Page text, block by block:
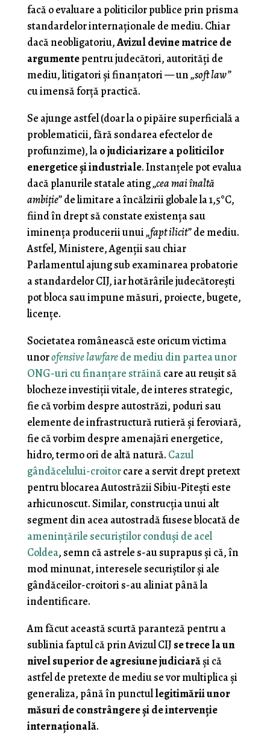
facă o evaluare a politicilor publice prin prisma
standardelor internaţionale de mediu. Chiar
dacă neobligatoriu,Avizul devine matrice de
argumentepentru judecători, autorități de
mediu, litigatori și finanțatori — un„soft law”
cu imensă forță practică.
Se ajunge astfel (doar la o pipăire superficială a
problematicii, fără sondarea efectelor de
profunzime), lao judiciarizare a politicilor
energetice şi industriale. Instanţele pot evalua
dacă planurile statale ating„cea mai înaltă
ambiţie”de limitare a încălzirii globale la 1,5°C,
fiind în drept să constate existenţa sau
iminenţa producerii unui„fapt ilicit”de mediu.
Astfel, Ministere, Agenţii sau chiar
Parlamentul ajung sub examinarea probatorie
a standardelor CIJ, iar hotărârile judecătoreşti
pot bloca sau impune măsuri, proiecte, bugete,
licenţe.
Societatea românească este oricum victima
unorofensive lawfarede mediu din partea unor
ONG-uri cu finanţare străinăcare au reuşit să
blocheze investiţii vitale, de interes strategic,
fie că vorbim despre autostrăzi, poduri sau
elemente de infrastructură rutieră şi feroviară,
fie că vorbim despre amenajări energetice,
hidro, termo ori de altă natură. Cazul
gândăcelului-croitorcare a servit drept pretext
pentru blocarea Autostrăzii Sibiu-Piteşti este
arhicunoscut. Similar, construcţia unui alt
segment din acea autostradă fusese blocată de
ameninţările securiştilor conduşi de acel
Coldea, semn că astrele s-au suprapus şi că, în
mod minunat, interesele securiştilor şi ale
gândăceilor-croitori s-au aliniat până la
indentificare.
Am făcut această scurtă paranteză pentru a
sublinia faptul că prin Avizul CIJ se trece la un
nivel superior de agresiune judiciarăşi că
astfel de pretexte de mediu se vor multiplica şi
generaliza, până în punctullegitimării unor
măsuri de constrângere şi de intervenţie
internaţională.